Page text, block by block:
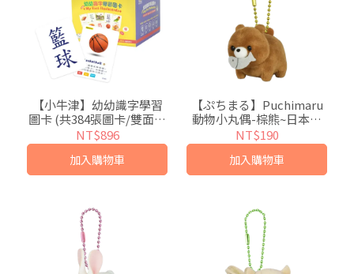
【小牛津】幼幼識字學習
圖卡 (共384張圖卡/雙面點
讀)
NT$896
加入購物車
【ぷちまる】Puchimaru
動物小丸偶-棕熊~日本超
人氣絨毛小吊飾
NT$190
加入購物車